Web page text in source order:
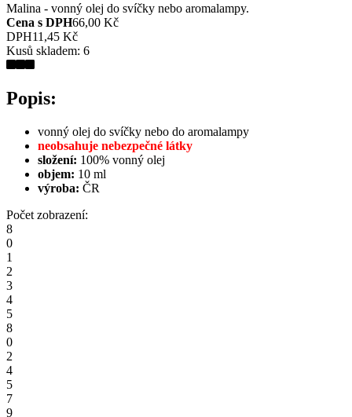
Malina - vonný olej do svíčky nebo aromalampy.
Cena s DPH66,00 Kč
DPH11,45 Kč
Kusů skladem: 6
Popis:
vonný olej do svíčky nebo do aromalampy
neobsahuje nebezpečné látky
složení: 100% vonný olej
objem: 10 ml
výroba: ČR
Počet zobrazení:
8
0
1
2
3
4
5
8
0
2
4
5
7
9